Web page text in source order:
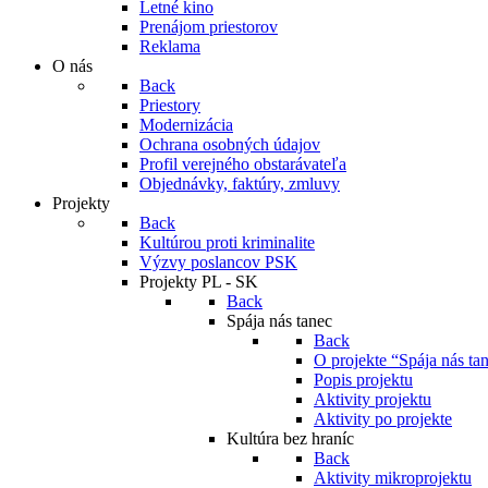
Letné kino
Prenájom priestorov
Reklama
O nás
Back
Priestory
Modernizácia
Ochrana osobných údajov
Profil verejného obstarávateľa
Objednávky, faktúry, zmluvy
Projekty
Back
Kultúrou proti kriminalite
Výzvy poslancov PSK
Projekty PL - SK
Back
Spája nás tanec
Back
O projekte “Spája nás
Popis projektu
Aktivity projektu
Aktivity po projekte
Kultúra bez hraníc
Back
Aktivity mikroprojektu